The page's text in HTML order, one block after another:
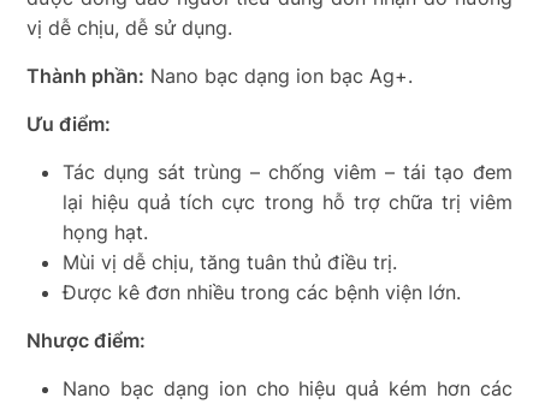
vị dễ chịu, dễ sử dụng.
Thành phần: Nano bạc dạng ion bạc Ag+.
Ưu điểm:
Tác dụng sát trùng – chống viêm – tái tạo đem
lại hiệu quả tích cực trong hỗ trợ chữa trị viêm
họng hạt.
Mùi vị dễ chịu, tăng tuân thủ điều trị.
Được kê đơn nhiều trong các bệnh viện lớn.
Nhược điểm:
Nano bạc dạng ion cho hiệu quả kém hơn các